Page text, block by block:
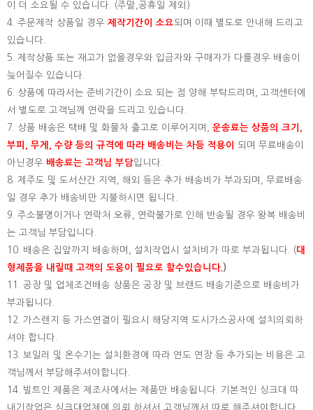
이 더 소요될 수 있습니다. (주말,공휴일 제외)
4. 주문제작 상품일 경우 제작기간이 소요되며 이때 별도로 안내해 드리고
있습니다.
5. 제작상품 또는 재고가 없을경우와 입금자와 구매자가 다를경우 배송이
늦어질수 있습니다.
6. 상품에 따라서는 준비기간이 소요 되는 점 양해 부탁드리며, 고객센터에
서 별도로 고객님께 연락을 드리고 있습니다.
7. 상품 배송은 택배 및 화물차 출고로 이루어지며, 운송료는 상품의 크기,
부피, 무게, 수량 등의 규격에 따라 배송비는 차등 적용이
되며 무료배송이
아닌경우 배송료는 고객님 부담입니다.
8. 제주도 및 도서산간 지역, 해외 등은 추가 배송비가 부과되며, 무료배송
일 경우 추가 배송비만 지불하시면 됩니다.
9. 주소불명이거나 연락처 오류, 연락불가로 인해 반송될 경우 왕복 배송비
는 고객님 부담입니다.
10. 배송은 집앞까지 배송하며, 설치작업시 설치비가 따로 부과됩니다. (대
형제품을 내릴때 고객의 도움이 필요로 할수있습니다. )
11. 공장 및 업체조건배송 상품은 공장 및 브랜드 배송기준으로 배송비가
부과됩니다.
12. 가스렌지 등 가스연결이 필요시 해당지역 도시가스공사에 설치의뢰하
셔야 합니다.
13. 보일러 및 온수기는 설치환경에 따라 연도 연장 등 추가되는 비용은 고
객님께서 부담해주셔야합니다.
14. 빌트인 제품은 제조사에서는 제품만 배송됩니다. 기본적인 싱크대 따
내기작업은 싱크대업체에 의뢰 하셔서 고객님께서 따로 해주셔야합니다.